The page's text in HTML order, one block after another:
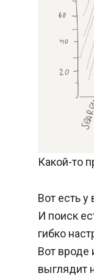
Какой-то
Вот есть у
И поиск
гибко
Вот вроде
выглядит